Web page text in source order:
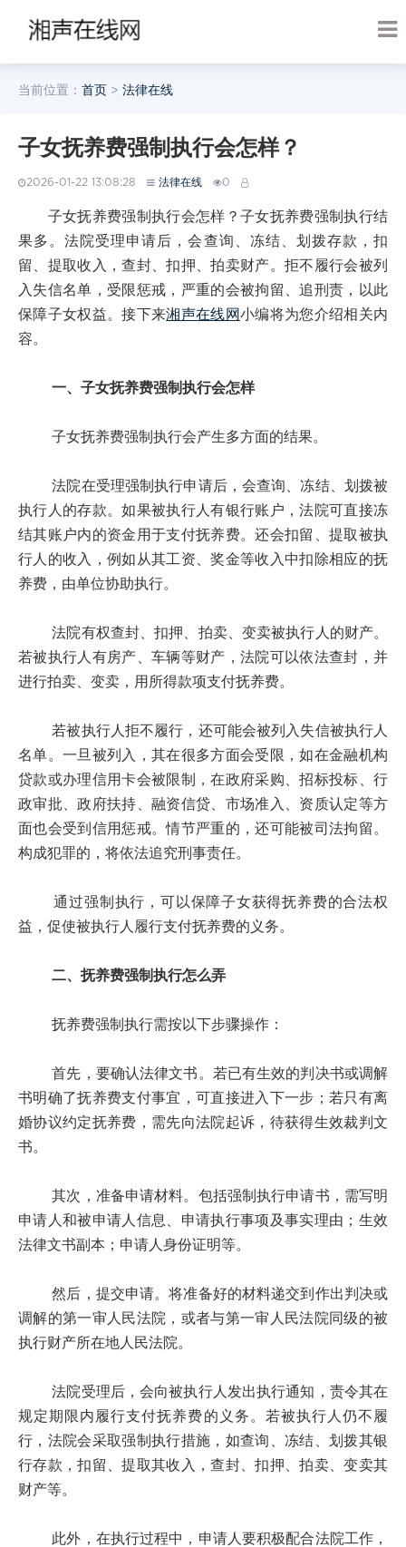
当前位置： 首页 > 法律在线
子女抚养费强制执行会怎样？
2026-01-22 13:08:28 法律在线 0
子女抚养费强制执行会怎样？子女抚养费强制执行结
果多。法院受理申请后，会查询、冻结、划拨存款，扣
留、提取收入，查封、扣押、拍卖财产。拒不履行会被列
入失信名单，受限惩戒，严重的会被拘留、追刑责，以此
保障子女权益。接下来湘声在线网小编将为您介绍相关内
容。
一、子女抚养费强制执行会怎样
子女抚养费强制执行会产生多方面的结果。
法院在受理强制执行申请后，会查询、冻结、划拨被
执行人的存款。如果被执行人有银行账户，法院可直接冻
结其账户内的资金用于支付抚养费。还会扣留、提取被执
行人的收入，例如从其工资、奖金等收入中扣除相应的抚
养费，由单位协助执行。
法院有权查封、扣押、拍卖、变卖被执行人的财产。
若被执行人有房产、车辆等财产，法院可以依法查封，并
进行拍卖、变卖，用所得款项支付抚养费。
若被执行人拒不履行，还可能会被列入失信被执行人
名单。一旦被列入，其在很多方面会受限，如在金融机构
贷款或办理信用卡会被限制，在政府采购、招标投标、行
政审批、政府扶持、融资信贷、市场准入、资质认定等方
面也会受到信用惩戒。情节严重的，还可能被司法拘留。
构成犯罪的，将依法追究刑事责任。
通过强制执行，可以保障子女获得抚养费的合法权
益，促使被执行人履行支付抚养费的义务。
二、抚养费强制执行怎么弄
抚养费强制执行需按以下步骤操作：
首先，要确认法律文书。若已有生效的判决书或调解
书明确了抚养费支付事宜，可直接进入下一步；若只有离
婚协议约定抚养费，需先向法院起诉，待获得生效裁判文
书。
其次，准备申请材料。包括强制执行申请书，需写明
申请人和被申请人信息、申请执行事项及事实理由；生效
法律文书副本；申请人身份证明等。
然后，提交申请。将准备好的材料递交到作出判决或
调解的第一审人民法院，或者与第一审人民法院同级的被
执行财产所在地人民法院。
法院受理后，会向被执行人发出执行通知，责令其在
规定期限内履行支付抚养费的义务。若被执行人仍不履
行，法院会采取强制执行措施，如查询、冻结、划拨其银
行存款，扣留、提取其收入，查封、扣押、拍卖、变卖其
财产等。
此外，在执行过程中，申请人要积极配合法院工作，